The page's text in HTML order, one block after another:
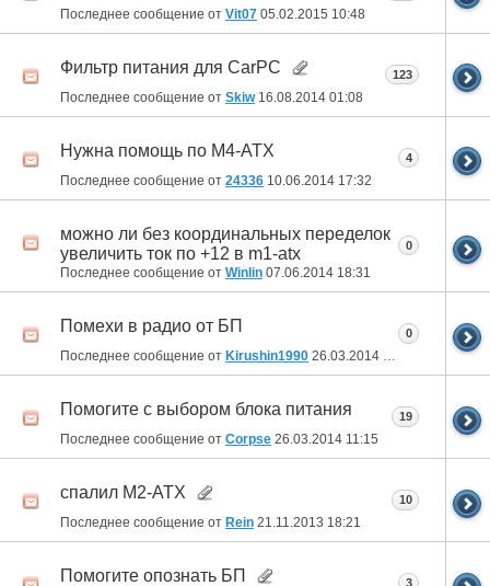
Последнее сообщение от Vit07 05.02.2015 10:48
Фильтр питания для CarPC
Последнее сообщение от Skiw16.08.2014 01:08
123
Нужна помощь по M4-ATX
Последнее сообщение от 24336 10.06.2014 17:32
4
можно ли без координальных переделок
увеличить ток по +12 в m1-atx
Последнее сообщение от Winlin 07.06.2014 18:31
0
Помехи в радио от БП
Последнее сообщение от Kirushin1990 26.03.2014 18:55
0
Помогите с выбором блока питания
Последнее сообщение от Corpse 26.03.2014 11:15
19
спалил M2-ATX
Последнее сообщение от Rein 21.11.2013 18:21
10
Помогите опознать БП 3